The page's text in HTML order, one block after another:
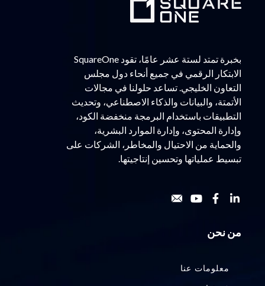
بخبرة تمتد لستة عشر عامًا، تقود SquareOne
الابتكار الرقمي في جميع أنحاء دول مجلس
التعاون الخليجي. تساعد حلولنا في مجالات
الأتمتة، والبيانات والذكاء الاصطناعي، وتحديث
التطبيقات باستخدام البرمجة منخفضة الكود،
وإدارة المحتوى، وإدارة الموارد البشرية،
والحماية من الاحتيال والمخاطر، الشركات على
تبسيط عملياتها وتحسين إنتاجيتها.
من نحن
معلومات عنا